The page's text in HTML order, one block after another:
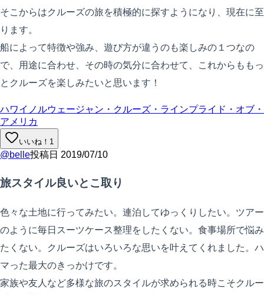
そこからはクルーズの旅を積極的に探すようになり、現在に至
ります。
船によって特徴や強み、遊び方が違うのも楽しみの１つなの
で、用途に合わせ、その時の気分に合わせて、これからももっ
とクルーズを楽しみたいと思います！
ハワイ ノルウェージャン・クルーズ・ラインプライド・オブ・
アメリカ
いいね！ 1
@belle投稿日 2019/07/10
旅スタイル良いとこ取り
色々な土地に行ってみたい。連泊してゆっくりしたい。ツアー
のように毎日スーツケース整理をしたくない。食事場所で悩み
たくない。クルーズはいろいろな思いを叶えてくれました。ハ
マった最大のきっかけです。
家族や友人など多様な旅のスタイルが求められる時こそクルー